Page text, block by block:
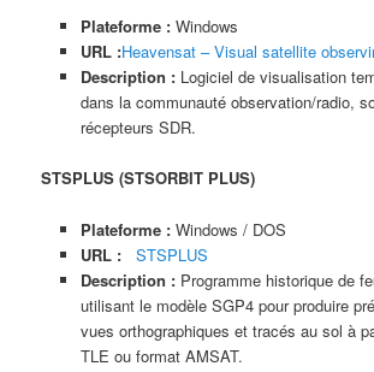
Plateforme : Windows
URL :Heavensat – Visual satellite
Description : Logiciel de visualisation
dans la communauté observation/radio,
récepteurs SDR.
STSPLUS (STSORBIT PLUS)
Plateforme : Windows / DOS
URL :
STSPLUS
Description : Programme historique de
utilisant le modèle SGP4 pour produire
vues orthographiques et tracés au sol à
TLE ou format AMSAT.